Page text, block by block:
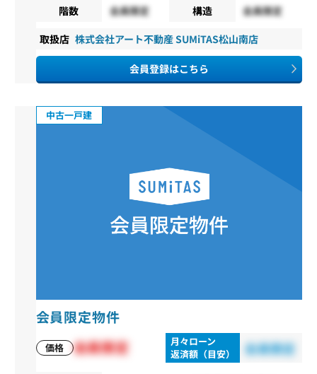
階数
会員限定 構造 会員限定
取扱店 株式会社アート不動産 SUMiTAS松山南店
会員登録はこちら
中古一戸建
会員限定物件
価格 会員限定
月々ローン
返済額（目安）
会員限定